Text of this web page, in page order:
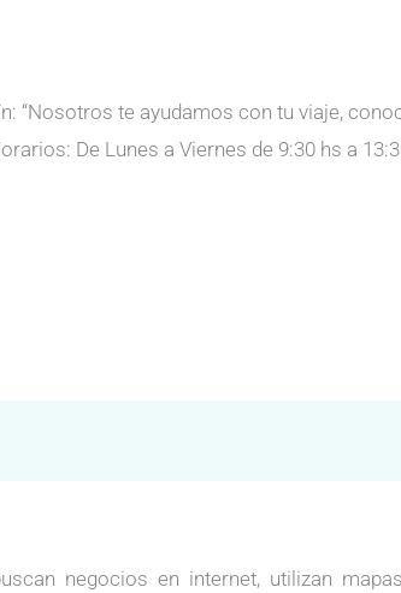
“Nosotros te ayudamos con tu viaje,
De Lunes a Viernes de 9:30 hs a
negocios en internet, utilizan